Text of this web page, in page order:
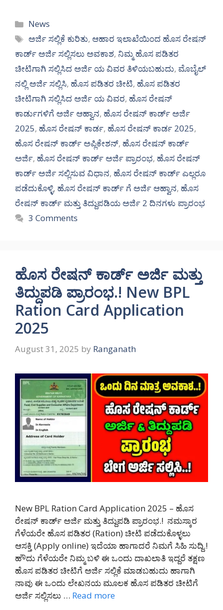
Categories
News
Tags
ಅರ್ಜಿ ಸಲ್ಲಿಕೆ ಕುರಿತು, ಆಹಾರ ಇಲಾಖೆಯಿಂದ ಹೊಸ ರೇಷನ್
ಕಾರ್ಡ್ ಅರ್ಜಿ ಸಲ್ಲಿಸಲು ಅವಕಾಶ, ನಿಮ್ಮ ಹೊಸ ಪಡಿತರ
ಚೀಟಿಗಾಗಿ ಸಲ್ಲಿಸಿದ ಅರ್ಜಿ ಯ ವಿವರ ತಿಳಿಯಬಹುದು, ಮೊಬೈಲ್
ನಲ್ಲಿ ಅರ್ಜಿ ಸಲ್ಲಿಸಿ, ಹೊಸ ಪಡಿತರ ಚೀಟಿ, ಹೊಸ ಪಡಿತರ
ಚೀಟಿಗಾಗಿ ಸಲ್ಲಿಸಿದ ಅರ್ಜಿ ಯ ವಿವರ, ಹೊಸ ರೇಷನ್
ಕಾರ್ಡುಗಳಿಗೆ ಅರ್ಜಿ ಆಹ್ವಾನ, ಹೊಸ ರೇಷನ್ ಕಾರ್ಡ್ ಅರ್ಜಿ
2025, ಹೊಸ ರೇಷನ್ ಕಾರ್ಡ, ಹೊಸ ರೇಷನ್ ಕಾರ್ಡ 2025,
ಹೊಸ ರೇಷನ್ ಕಾರ್ಡ್ ಅಪ್ಲಿಕೇಶನ್, ಹೊಸ ರೇಷನ್ ಕಾರ್ಡ್
ಅರ್ಜಿ, ಹೊಸ ರೇಷನ್ ಕಾರ್ಡ್ ಅರ್ಜಿ ಪ್ರಾರಂಭ, ಹೊಸ ರೇಷನ್
ಕಾರ್ಡ್ ಅರ್ಜಿ ಸಲ್ಲಿಸುವ ವಿಧಾನ, ಹೊಸ ರೇಷನ್ ಕಾರ್ಡ್ ಎಲ್ಲರೂ
ಪಡೆದುಕೊಳ್ಳಿ, ಹೊಸ ರೇಷನ್ ಕಾರ್ಡ್ ಗೆ ಅರ್ಜಿ ಆಹ್ವಾನ, ಹೊಸ
ರೇಷನ್ ಕಾರ್ಡ್ ಮತ್ತು ತಿದ್ದುಪಡಿಯ ಅರ್ಜಿ 2 ದಿನಗಳು ಪ್ರಾರಂಭ
3 Comments
ಹೊಸ ರೇಷನ್ ಕಾರ್ಡ್ ಅರ್ಜಿ ಮತ್ತು
ತಿದ್ದುಪಡಿ ಪ್ರಾರಂಭ.! New BPL
Ration Card Application
2025
August 31, 2025 by Ranganath
New BPL Ration Card Application 2025 – ಹೊಸ
ರೇಷನ್ ಕಾರ್ಡ್ ಅರ್ಜಿ ಮತ್ತು ತಿದ್ದುಪಡಿ ಪ್ರಾರಂಭ.! ನಮಸ್ಕಾರ
ಗೆಳೆಯರೇ ಹೊಸ ಪಡಿತರ (Ration) ಚೀಟಿ ಪಡೆದುಕೊಳ್ಳಲು
ಆಸಕ್ತಿ (Apply online) ಇದೆಯಾ ಹಾಗಾದರೆ ನಿಮಗೆ ಸಿಹಿ ಸುದ್ದಿ.!
ಹೌದು ಗೆಳೆಯರೇ ನಿಮ್ಮ ಬಳಿ ಈ ಒಂದು ದಾಖಲಾತಿ ಇದ್ದರೆ ತಕ್ಷಣ
ಹೊಸ ಪಡಿತರ ಚೀಟಿಗೆ ಅರ್ಜಿ ಸಲ್ಲಿಕೆ ಮಾಡಬಹುದು ಹಾಗಾಗಿ
ನಾವು ಈ ಒಂದು ಲೇಖನಯ ಮೂಲಕ ಹೊಸ ಪಡಿತರ ಚೀಟಿಗೆ
ಅರ್ಜಿ ಸಲ್ಲಿಸಲು … Read more